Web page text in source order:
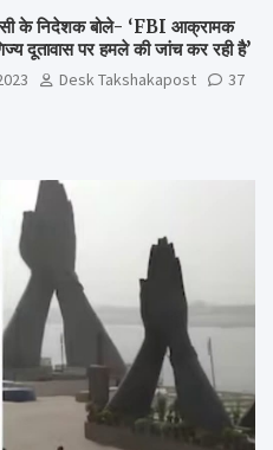
के निदेशक बोले- ‘FBI आक्रामक
दूतावास पर हमले की जांच कर रही है’
Desk Takshakapost 37